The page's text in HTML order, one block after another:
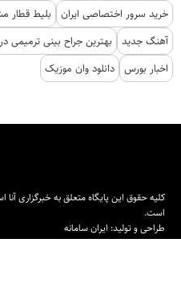
خرید سرور اختصاصی ایران
بلیط قطار
آهنگ جدید
بهترین جراح بینی ترمیمی
اخبار بورس دانلود وان موزیک
کلیه حقوق این پایگاه متعلق به خبرگزاری آنا
است.
طراحی و تولید: ایران سامانه